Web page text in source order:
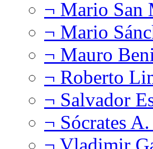
¬ Mario San
¬ Mario
¬ Mauro
¬ Roberto
¬ Salvador
¬ Sócrates
¬ Vladimir